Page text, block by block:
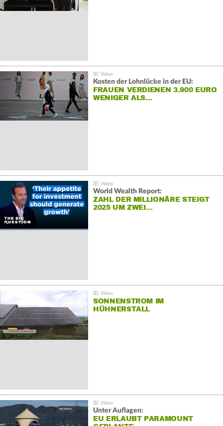
Kosten der Lohnlücke in der EU:
FRAUEN VERDIENEN 3.900 EURO
WENIGER ALS…
World Wealth Report:
ZAHL DER MILLIONÄRE STEIGT
2025 UM ZWEI…
SONNENSTROM IM
HÜHNERSTALL
Unter Auflagen:
EU ERLAUBT PARAMOUNT